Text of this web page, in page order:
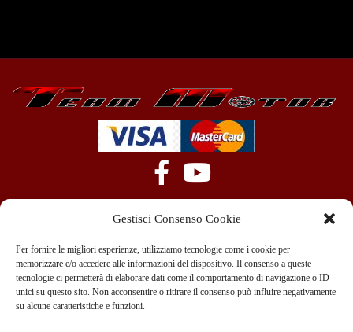
Gestisci Consenso Cookie
Per fornire le migliori esperienze, utilizziamo tecnologie come i cookie per
memorizzare e/o accedere alle informazioni del dispositivo. Il consenso a queste
tecnologie ci permetterà di elaborare dati come il comportamento di navigazione o ID
unici su questo sito. Non acconsentire o ritirare il consenso può influire negativamente
su alcune caratteristiche e funzioni.
+39 351 970 89 33
info@teammotor.it